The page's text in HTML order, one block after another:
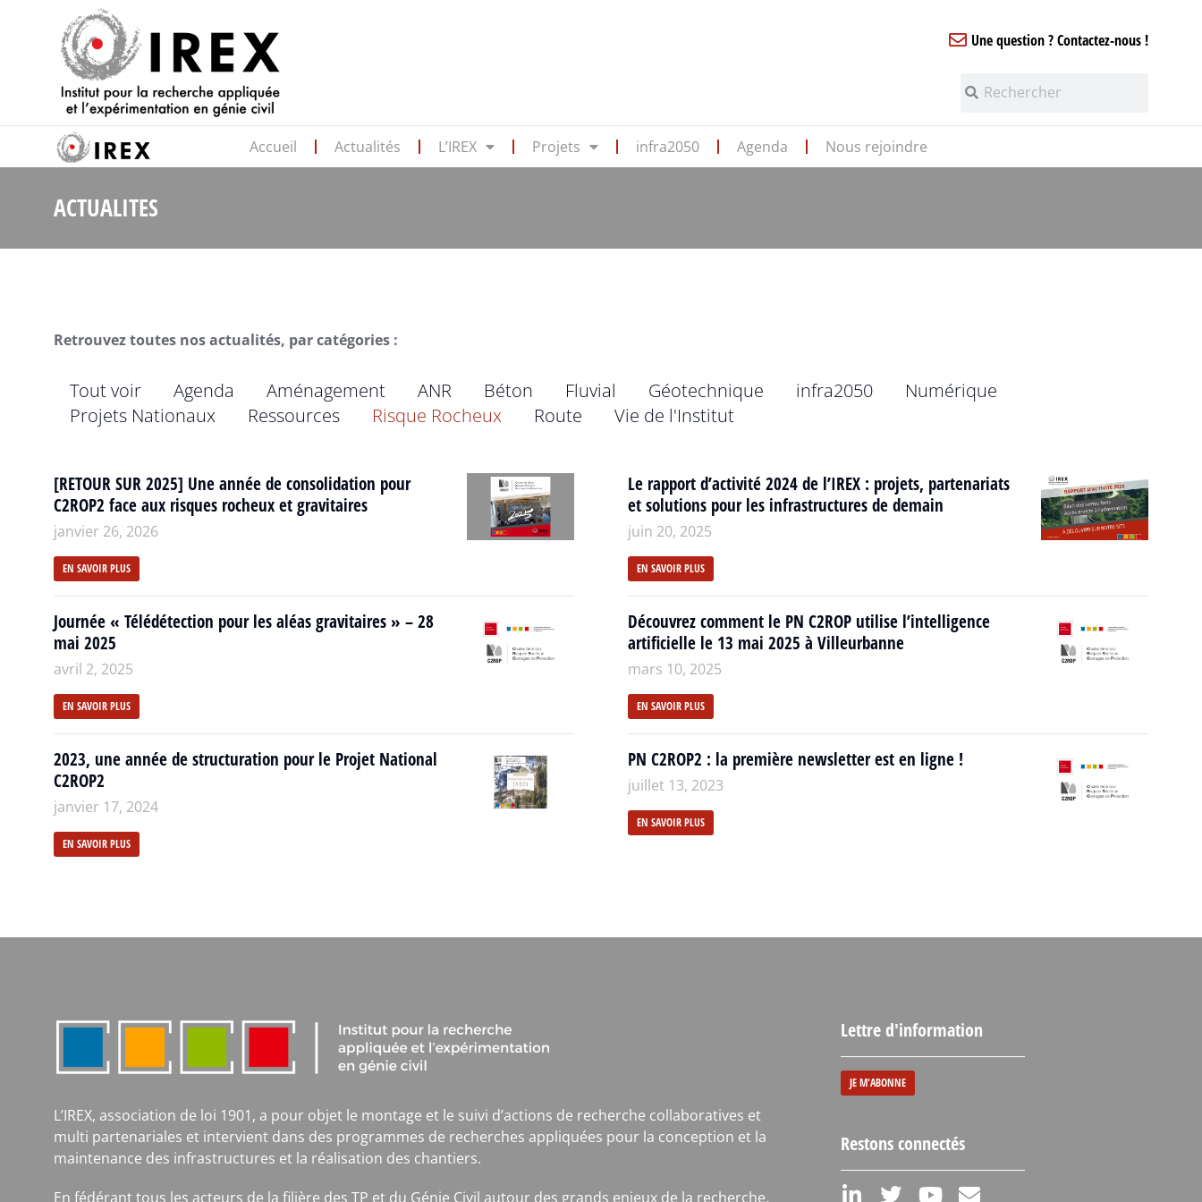
Une question ? Contactez-nous !
Accueil Actualités L’IREX Projets infra2050 Agenda Nous rejoindre
ACTUALITES
Retrouvez toutes nos actualités, par catégories :
Tout voir Agenda Aménagement ANR Béton Fluvial Géotechnique infra2050
Numérique
Projets Nationaux
Ressources Risque Rocheux Route Vie de l'Institut
[RETOUR SUR 2025] Une année de consolidation pour
C2ROP2 face aux risques rocheux et gravitaires
janvier 26, 2026
EN SAVOIR PLUS
Le rapport d’activité 2024 de l’IREX : projets, partenariats
et solutions pour les infrastructures de demain
juin 20, 2025
EN SAVOIR PLUS
Journée « Télédétection pour les aléas gravitaires » – 28
mai 2025
avril 2, 2025
EN SAVOIR PLUS
Découvrez comment le PN C2ROP utilise l’intelligence
artificielle le 13 mai 2025 à Villeurbanne
mars 10, 2025
EN SAVOIR PLUS
2023, une année de structuration pour le Projet National
C2ROP2
janvier 17, 2024
EN SAVOIR PLUS
PN C2ROP2 : la première newsletter est en ligne !
juillet 13, 2023
EN SAVOIR PLUS
L’IREX, association de loi 1901, a pour objet le montage et le suivi d’actions de recherche collaboratives et
multi partenariales et intervient dans des programmes de recherches appliquées pour la conception et la
maintenance des infrastructures et la réalisation des chantiers.
En fédérant tous les acteurs de la filière des TP et du Génie Civil autour des grands enjeux de la recherche,
Lettre d'information
JE M'ABONNE
Restons connectés